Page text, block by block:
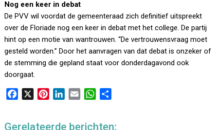
Nog een keer in debat
De PVV wil voordat de gemeenteraad zich definitief uitspreekt
over de Floriade nog een keer in debat met het college. De partij
hint op een motie van wantrouwen. “De vertrouwensvraag moet
gesteld worden.” Door het aanvragen van dat debat is onzeker of
de stemming die gepland staat voor donderdagavond ook
doorgaat.
W
Gerelateerde berichten: